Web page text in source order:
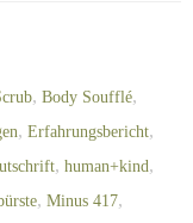
,Body Soufflé,
, Erfahrungsbericht,
, human+kind,
, Minus 417,